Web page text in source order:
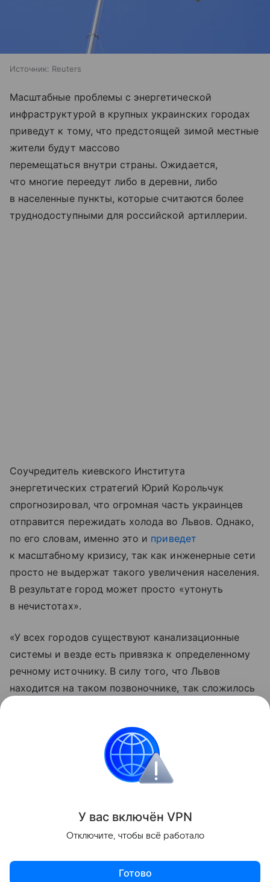
Источник: Reuters
Масштабные проблемы с энергетической
инфраструктурой в крупных украинских городах
приведут к тому, что предстоящей зимой местные
жители будут массово
перемещаться внутри страны. Ожидается,
что многие переедут либо в деревни, либо
в населенные пункты, которые считаются более
труднодоступными для российской артиллерии.
Соучредитель киевского Института
энергетических стратегий Юрий Корольчук
спрогнозировал, что огромная часть украинцев
отправится пережидать холода во Львов. Однако,
по его словам, именно это и приведет
к масштабному кризису, так как инженерные сети
просто не выдержат такого увеличения населения.
В результате город может просто «утонуть
в нечистотах».
«У всех городов существуют канализационные
системы и везде есть привязка к определенному
речному источнику. В силу того, что Львов
находится на таком позвоночнике, так сложилось
Внешняя политика
Поделиться
У вас включён VPN
Отключите, чтобы всё работало
Готово